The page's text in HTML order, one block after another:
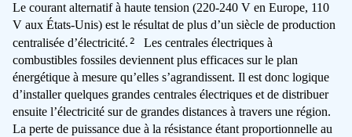
Le courant alternatif à haute tension (220-240 V en Europe, 110
V aux États-Unis) est le résultat de plus d’un siècle de production
centralisée d’électricité.2
Les centrales électriques à
combustibles fossiles deviennent plus efficaces sur le plan
énergétique à mesure qu’elles s’agrandissent. Il est donc logique
d’installer quelques grandes centrales électriques et de distribuer
ensuite l’électricité sur de grandes distances à travers une région.
La perte de puissance due à la résistance étant proportionnelle au